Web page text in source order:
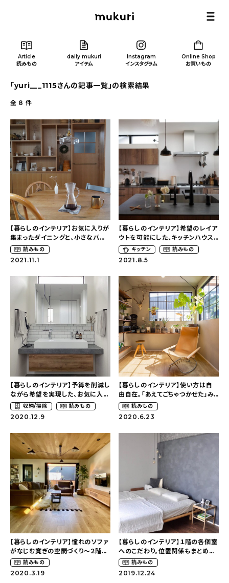
Article
読みもの
daily mukuri
アイテム
Instagram
インスタグラム
Online Shop
お買いもの
Article/ 読みもの
カテゴリー一覧
新着記事
人気の記事
おすすめの記事
インテリア
キッチン
収納/掃除
暮らし
daily mukuri/ アイテム
カテゴリー一覧
新着記事
人気の記事
おすすめの記事
インテリア
日用品
「yuri___1115さんの記事一覧」の検索結果
全 8 件
【暮らしのインテリア】お気に入りが
集まったダイニングと、小さなパン
トリー〜２階リビングで叶えた明る
く開放的な暮らし（yuri___1115さ
読みもの
2021.11.1
【暮らしのインテリア】希望のレイア
ウトを可能にした、キッチンハウス
のII型キッチン〜２階リビングで叶
えた明るく開放的な暮らし
キッチン 読みもの
2021.8.5
【暮らしのインテリア】予算を削減し
ながら希望を実現した、お気に入り
の洗面所〜２階リビングで叶えた明
るく開放的な暮らし（yuri___1115
収納/掃除 読みもの
2020.12.9
【暮らしのインテリア】使い方は自
由自在。「あえてごちゃつかせた」み
んなで使える趣味部屋〜２階リビン
グで叶えた明るく開放的な暮らし
読みもの
2020.6.23
【暮らしのインテリア】憧れのソファ
がなじむ寛ぎの空間づくり〜２階リ
ビングで叶えた明るく開放的な暮ら
し（yuri___1115さん）
読みもの
2020.3.19
【暮らしのインテリア】１階の各個室
へのこだわり。位置関係もまとめて
ご紹介〜２階リビングで叶えた明る
く開放的な暮らし（yuri___1115さ
読みもの
2019.12.24